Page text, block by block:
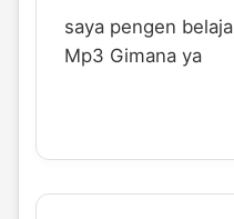
saya pengen
Mp3 Gimana ya